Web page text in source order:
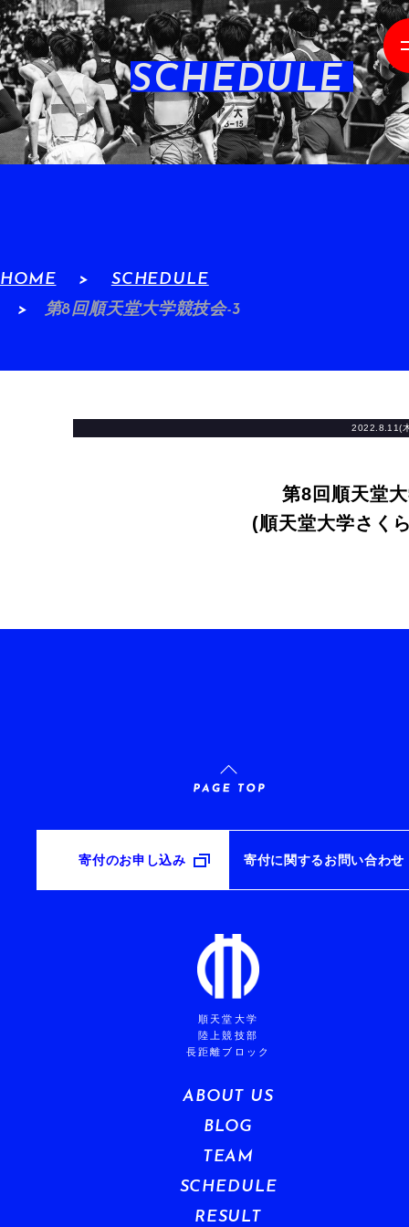
SCHEDULE
HOME
SCHEDULE
第8回順天堂大学競技会-3
2022.8.11(
第8回順天堂
(順天堂大学さく
寄付のお申し込み 寄付に関するお問い合わせ
順天堂大学
陸上競技部
長距離ブロック
ABOUT US
BLOG
TEAM
SCHEDULE
RESULT